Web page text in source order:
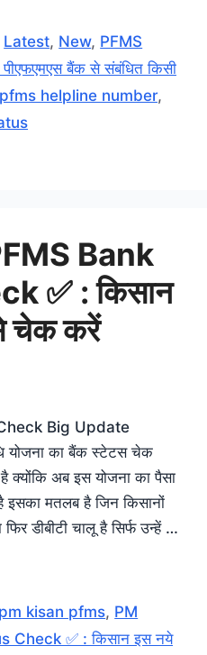
Latest, New, PFMS
बैंक से संबंधित किसी
pfms helpline number,
Bank
✅ : किसान
चेक करें
Big Update
योजना का बैंक स्टेटस चेक
क्योंकि अब इस योजना का पैसा
इसका मतलब है जिन किसानों
डीबीटी चालू है सिर्फ उन्हें …
pm kisan pfms, PM
Check ✅ : किसान इस नये